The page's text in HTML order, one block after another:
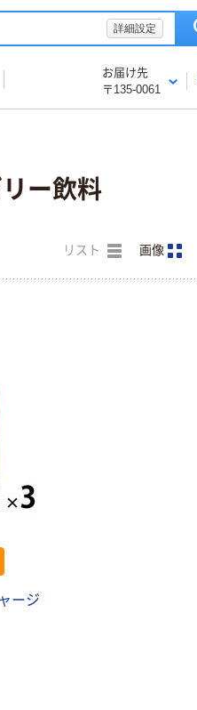
詳細設定
お届け先
〒135-0061
ー飲料
リスト 画像
ージ